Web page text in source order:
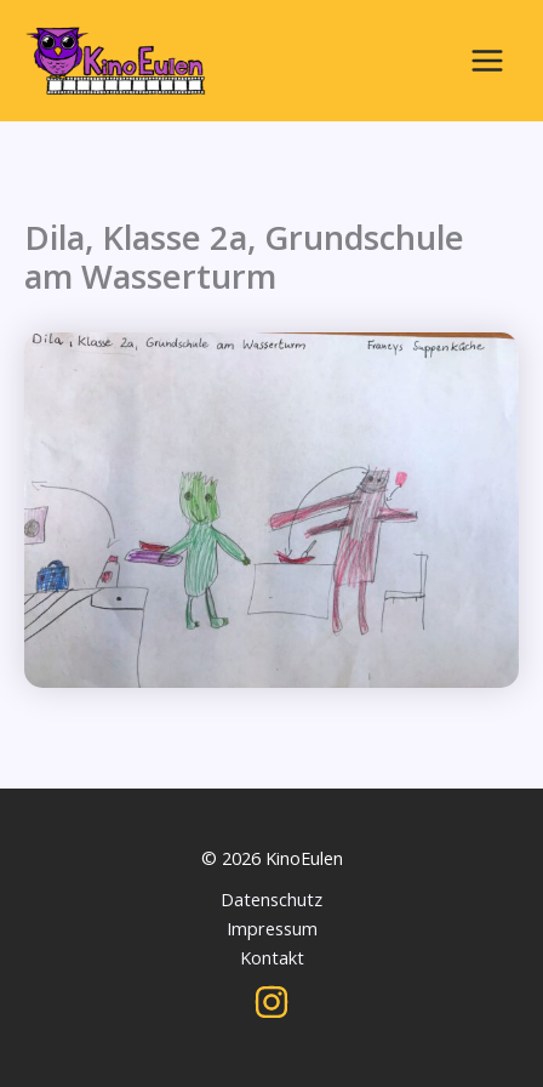
Inhalt
springen
Main
Menu
Dila, Klasse 2a, Grundschule
am Wasserturm
© 2026 KinoEulen
Datenschutz
Impressum
Kontakt